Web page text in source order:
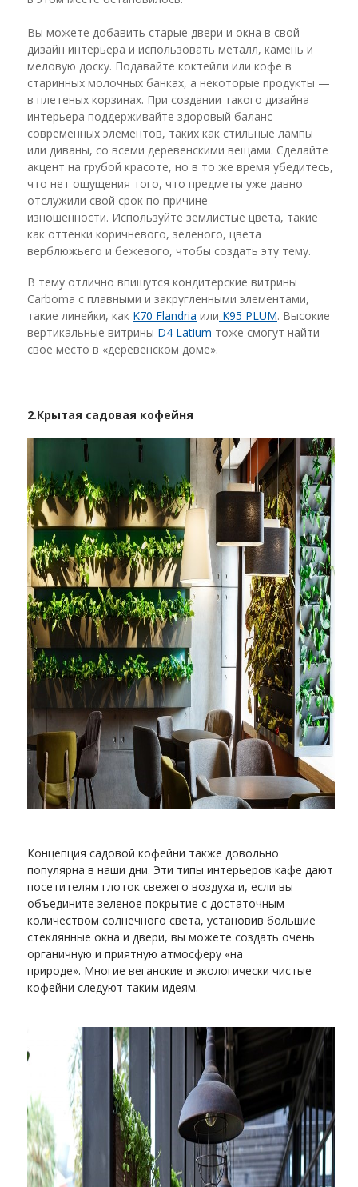
Вы можете добавить старые двери и окна в свой
дизайн интерьера и использовать металл, камень и
меловую доску. Подавайте коктейли или кофе в
старинных молочных банках, а некоторые продукты —
в плетеных корзинах. При создании такого дизайна
интерьера поддерживайте здоровый баланс
современных элементов, таких как стильные лампы
или диваны, со всеми деревенскими вещами. Сделайте
акцент на грубой красоте, но в то же время убедитесь,
что нет ощущения того, что предметы уже давно
отслужили свой срок по причине
изношенности. Используйте землистые цвета, такие
как оттенки коричневого, зеленого, цвета
верблюжьего и бежевого, чтобы создать эту тему.
В тему отлично впишутся кондитерские витрины
Carboma c плавными и закругленными элементами,
такие линейки, как K70 Flandria или K95 PLUM. Высокие
вертикальные витрины D4 Latium тоже смогут найти
свое место в «деревенском доме».
2.Крытая садовая кофейня
Концепция садовой кофейни также довольно
популярна в наши дни. Эти типы интерьеров кафе дают
посетителям глоток свежего воздуха и, если вы
объедините зеленое покрытие с достаточным
количеством солнечного света, установив большие
стеклянные окна и двери, вы можете создать очень
органичную и приятную атмосферу «на
природе». Многие веганские и экологически чистые
кофейни следуют таким идеям.